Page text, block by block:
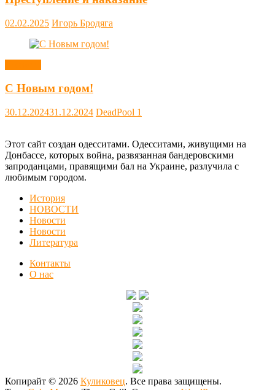
02.02.2025 Игорь Бродяга
С Новым годом!
30.12.202431.12.2024 DeadPool 1
Этот сайт создан одесситами. Одесситами, живущими на
Донбассе, которых война, развязанная бандеровскими
запроданцами, правящими бал на Украине, разлучила с
любимым городом.
История
НОВОСТИ
Новости
Новости
Литература
Контакты
О нас
Копирайт © 2026 Куликовец. Все права защищены.